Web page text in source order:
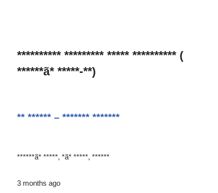
********** ********* ***** ********** (
******ã* *****-**)
** ****** – ******* *******
******ã* *****, *ã* *****, ******
3 months ago